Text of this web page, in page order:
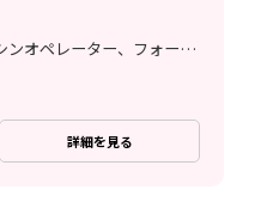
組立・組付け、加工、マシンオペレーター、フォークリフト、玉掛け・クレーン、ライン作業、立ち作業、溶接、塗装
詳細を見る